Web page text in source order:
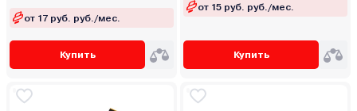
от 17 руб. руб./мес.
Купить
от 15 руб. руб./мес.
Купить